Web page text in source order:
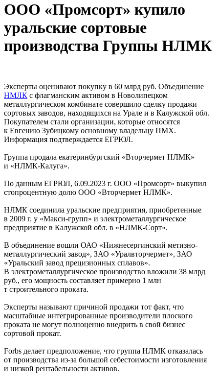
ООО «Промсорт» купило
уральские сортовые
производства Группы НЛМК
Эксперты оценивают покупку в 60 млрд руб. Объединение
НМЛК с флагманским активом в Новолипецком
металлургическом комбинате совершило сделку продажи
сортовых заводов, находящихся на Урале и в Калужской обл.
Покупателем стали организации, которые относятся
к Евгению Зубицкому основному владельцу ПМХ.
Информация подтверждается ЕГРЮЛ.
Группа продала екатеринбургский «Вторчермет НЛМК»
и «НЛМК-Калуга».
По данным ЕГРЮЛ, 6.09.2023 г. ООО «Промсорт» выкупил
стопроцентную долю ООО «Вторчермет НЛМК».
НЛМК соединила уральские предприятия, приобретенные
в 2009 г. у «Макси-групп» и электрометаллургическое
предприятие в Калужской обл. в «НЛМК-Сорт».
В объединение вошли ОАО «Нижнесергинский метизно-
металлургический завод», ЗАО «Уралвторчермет», ЗАО
«Уральский завод прецизионных сплавов».
В электрометаллургическое производство вложили 38 млрд
руб., его мощность составляет примерно 1 млн
т строительного проката.
Эксперты называют причиной продажи тот факт, что
масштабные интегрированные производители плоского
проката не могут полноценно внедрить в свой бизнес
сортовой прокат.
Forbs делает предположение, что группа НЛМК отказалась
от производства из-за большой себестоимости изготовления
и низкой рентабельности активов.